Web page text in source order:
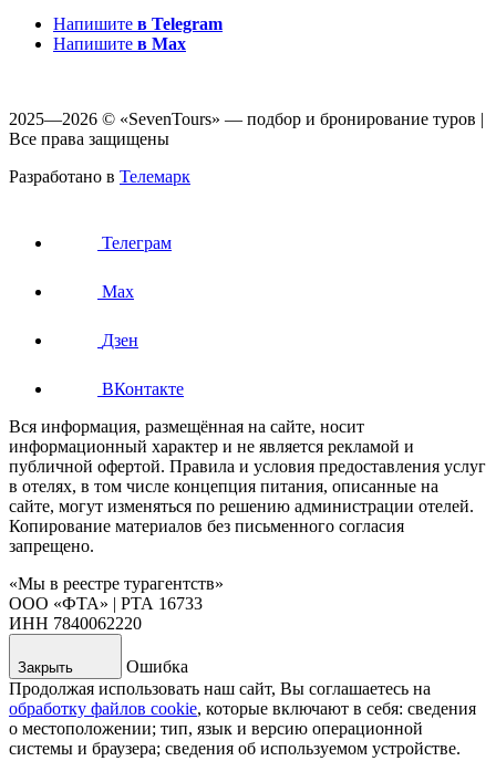
Напишите в Telegram
Напишите в Max
2025—2026 © «SevenTours» — подбор и бронирование туров |
Все права защищены
Разработано в Телемарк
Телеграм
Max
Дзен
ВКонтакте
Вся информация, размещённая на сайте, носит
информационный характер и не является рекламой и
публичной офертой. Правила и условия предоставления услуг
в отелях, в том числе концепция питания, описанные на
сайте, могут изменяться по решению администрации отелей.
Копирование материалов без письменного согласия
запрещено.
«Мы в реестре турагентств»
ООО «ФТА» | РТА 16733
ИНН 7840062220
Закрыть
Ошибка
Продолжая использовать наш сайт, Вы соглашаетесь на
обработку файлов cookie, которые включают в себя: сведения
о местоположении; тип, язык и версию операционной
системы и браузера; сведения об используемом устройстве.